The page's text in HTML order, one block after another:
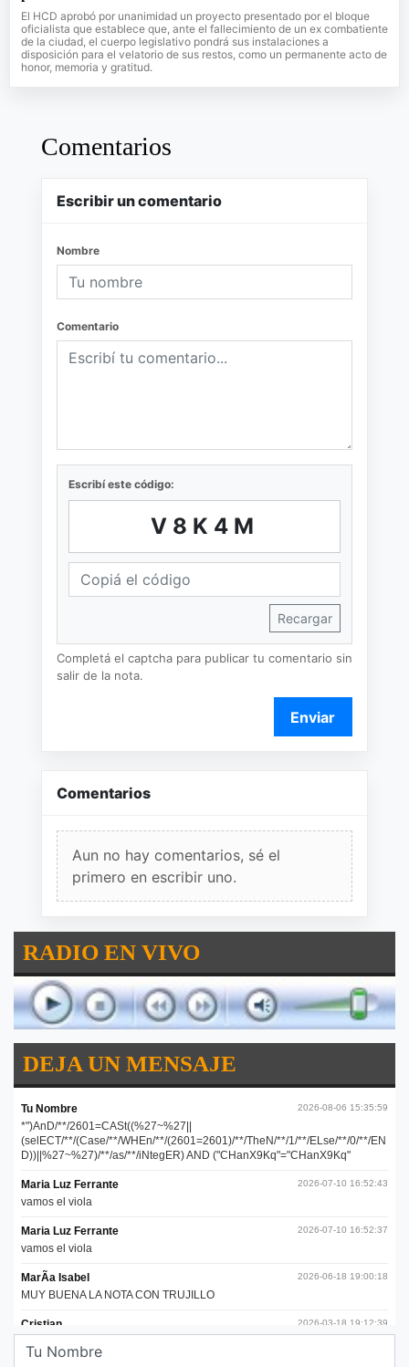
El HCD aprobó por unanimidad un proyecto presentado por el bloque
oficialista que establece que, ante el fallecimiento de un ex combatiente
de la ciudad, el cuerpo legislativo pondrá sus instalaciones a
disposición para el velatorio de sus restos, como un permanente acto de
honor, memoria y gratitud.
Comentarios
Escribir un comentario
Nombre
Comentario
Escribí este código:
V8K4M
Recargar
Completá el captcha para publicar tu comentario sin
salir de la nota.
Enviar
Comentarios
Aun no hay comentarios, sé el
primero en escribir uno.
RADIO EN VIVO
DEJA UN MENSAJE